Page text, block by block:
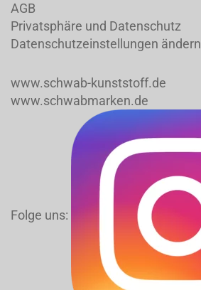
AGB
Privatsphäre und Datenschutz
Datenschutzeinstellungen ändern
www.schwab-kunststoff.de
www.schwabmarken.de
Folge uns: